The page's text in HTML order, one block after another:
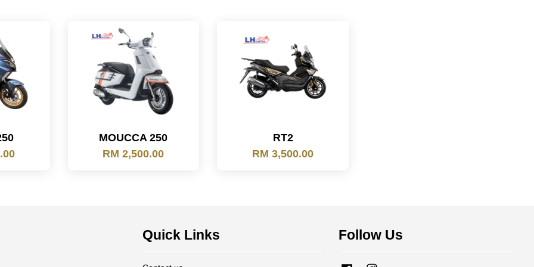
MOUCCA 250
RM 2,500.00
RT2
RM 3,500.00
Quick Links Follow Us